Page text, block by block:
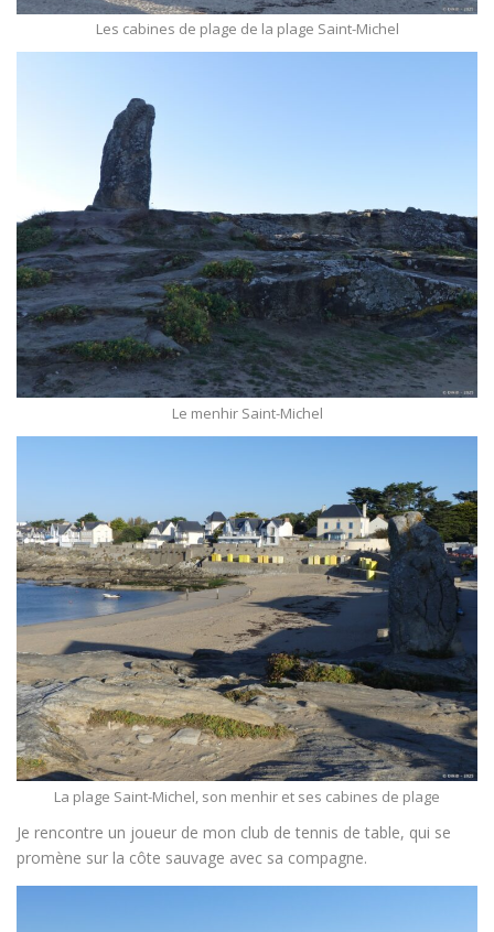
Les cabines de plage de la plage Saint-Michel
Le menhir Saint-Michel
La plage Saint-Michel, son menhir et ses cabines de plage
Je rencontre un joueur de mon club de tennis de table, qui se
promène sur la côte sauvage avec sa compagne.